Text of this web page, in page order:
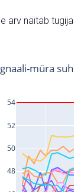
arv näitab